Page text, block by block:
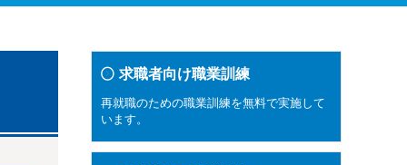
求職者向け職業訓練
再就職のための職業訓練を無料で実施して
います。